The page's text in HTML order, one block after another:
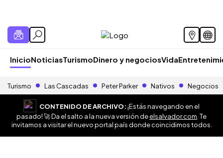
InicioNoticiasTurismoDinero y negociosVida
Turismo Las Cascadas Peter Parker Nativos Negocios
CONTENIDO DE ARCHIVO:¡Estás navegando en el
pasado! 🚀 Da el salto a la nueva versión deelsalvador.com . Te
invitamos a visitar el nuevo portal país donde coincidimos todos.